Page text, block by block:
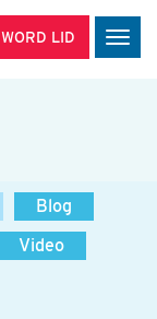
WORD LID
Blog
Video